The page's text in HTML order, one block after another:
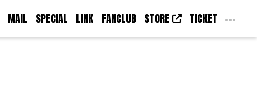
MAIL SPECIAL LINK FANCLUB STORE TICKET